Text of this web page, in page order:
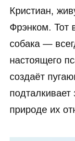
Кристиан,
Фрэнком. Тот
собака —
настоящего
создаёт
природе их